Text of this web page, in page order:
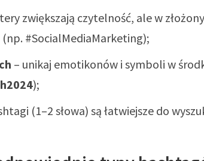
zwiększają czytelność, ale w
#SocialMediaMarketing);
– unikaj emotikonów i symboli w
);
(1–2 słowa) są łatwiejsze do